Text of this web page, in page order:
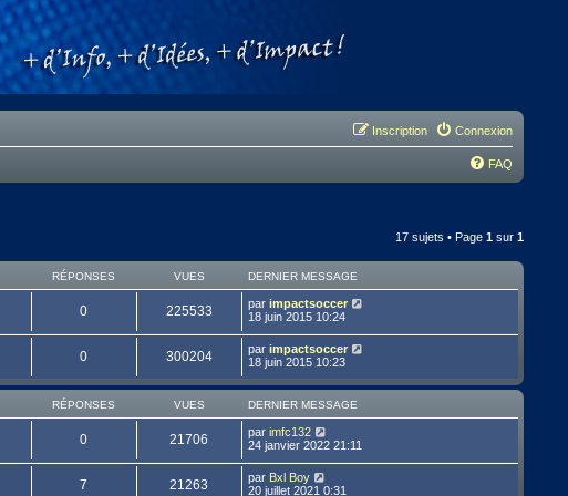
Connexion
Inscription
FAQ
17 sujets • Page 1sur 1
RÉPONSES VUES DERNIER MESSAGE
0 225533 par impactsoccer
18 juin 2015 10:24
0 300204 par impactsoccer
18 juin 2015 10:23
RÉPONSES VUES DERNIER MESSAGE
0 21706 par imfc132
24 janvier 2022 21:11
7 21263 par Bxl Boy
20 juillet 2021 0:31